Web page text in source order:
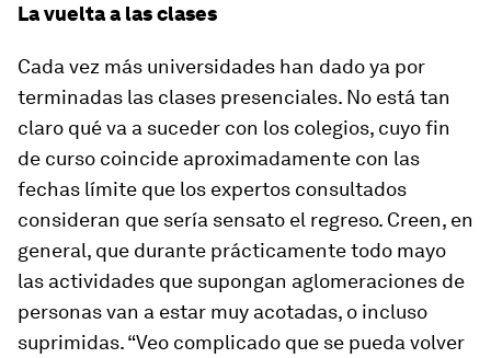
La vuelta a las clases
Cada vez más universidades han dado ya por
terminadas las clases presenciales. No está tan
claro qué va a suceder con los colegios, cuyo fin
de curso coincide aproximadamente con las
fechas límite que los expertos consultados
consideran que sería sensato el regreso. Creen, en
general, que durante prácticamente todo mayo
las actividades que supongan aglomeraciones de
personas van a estar muy acotadas, o incluso
suprimidas. “Veo complicado que se pueda volver